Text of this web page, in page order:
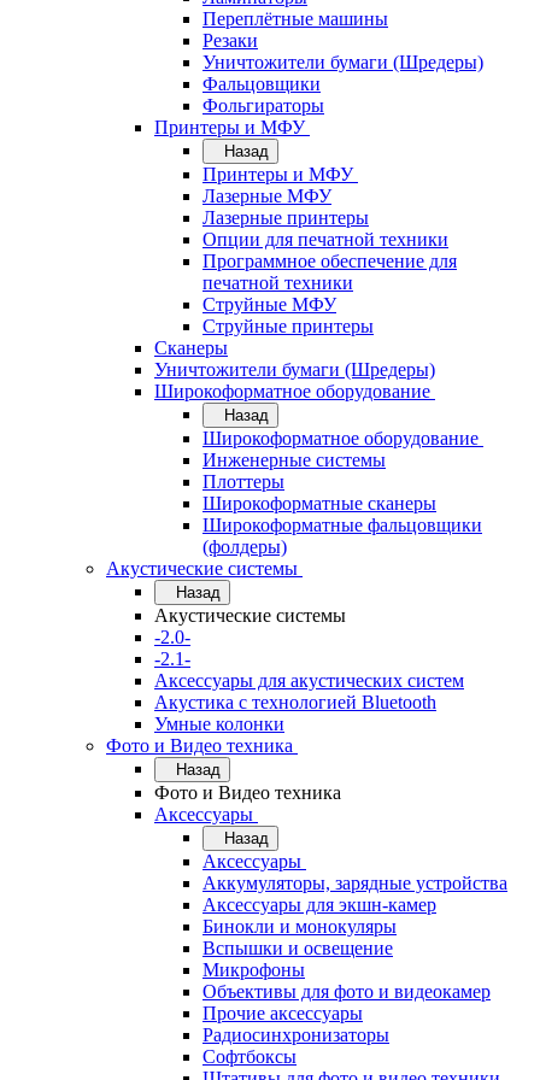
Переплётные машины
Резаки
Уничтожители бумаги (Шредеры)
Фальцовщики
Фольгираторы
Принтеры и МФУ
Назад
Принтеры и МФУ
Лазерные МФУ
Лазерные принтеры
Опции для печатной техники
Программное обеспечение для
печатной техники
Струйные МФУ
Струйные принтеры
Сканеры
Уничтожители бумаги (Шредеры)
Широкоформатное оборудование
Назад
Широкоформатное оборудование
Инженерные системы
Плоттеры
Широкоформатные сканеры
Широкоформатные фальцовщики
(фолдеры)
Акустические системы
Назад
Акустические системы
-2.0-
-2.1-
Аксессуары для акустических систем
Акустика с технологией Bluetooth
Умные колонки
Фото и Видео техника
Назад
Фото и Видео техника
Аксессуары
Назад
Аксессуары
Аккумуляторы, зарядные устройства
Аксессуары для экшн-камер
Бинокли и монокуляры
Вспышки и освещение
Микрофоны
Объективы для фото и видеокамер
Прочие аксессуары
Радиосинхронизаторы
Софтбоксы